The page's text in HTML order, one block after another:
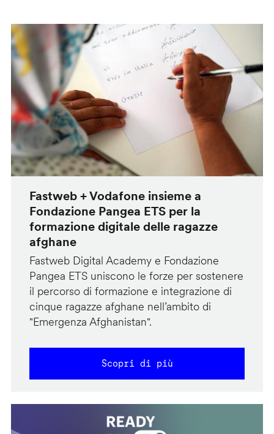
Fastweb + Vodafone insieme a
Fondazione Pangea ETS per la
formazione digitale delle ragazze
afghane
Fastweb Digital Academy e Fondazione
Pangea ETS uniscono le forze per sostenere
il percorso di formazione e integrazione di
cinque ragazze afghane nell’ambito di
"Emergenza Afghanistan".
Scopri di più